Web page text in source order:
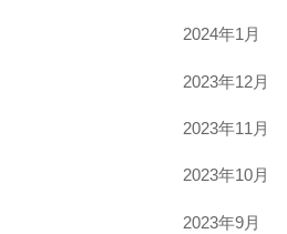
2024年1月
2023年12月
2023年11月
2023年10月
2023年9月